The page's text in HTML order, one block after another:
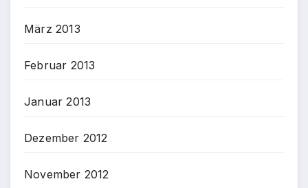
März 2013
Februar 2013
Januar 2013
Dezember 2012
November 2012